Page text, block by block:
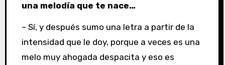
una melodía que te nace…
– Sí, y después sumo una letra a partir de la
intensidad que le doy, porque a veces es una
melo muy ahogada despacita y eso es